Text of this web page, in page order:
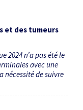
et des tumeurs
2024 n’a pas été le
avec une
nécessité de suivre